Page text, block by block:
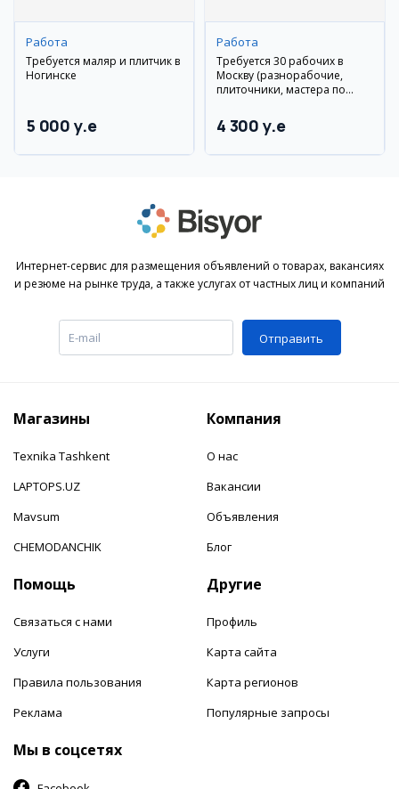
Работа
Требуется маляр и плитчик в
Ногинске
5 000 y.e
Работа
Требуется 30 рабочих в
Москву (разнорабочие,
плиточники, мастера по
4 300 y.e
Интернет-сервис для размещения объявлений о товарах, вакансиях
и резюме на рынке труда, а также услугах от частных лиц и компаний
Отправить
Магазины
Texnika Tashkent
LAPTOPS.UZ
Mavsum
CHEMODANCHIK
Компания
О нас
Вакансии
Объявления
Блог
Помощь
Связаться с нами
Услуги
Правила пользования
Реклама
Другие
Профиль
Карта сайта
Карта регионов
Популярные запросы
Мы в соцсетях